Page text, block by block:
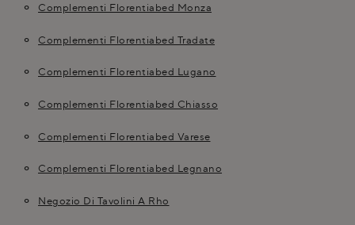
Complementi Florentiabed Monza
Complementi Florentiabed Tradate
Complementi Florentiabed Lugano
Complementi Florentiabed Chiasso
Complementi Florentiabed Varese
Complementi Florentiabed Legnano
Negozio Di Tavolini A Rho